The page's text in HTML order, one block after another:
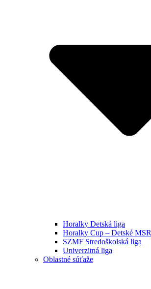
Horalky Detská liga
Horalky Cup – Detské MSR
SZMF Stredoškolská liga
Univerzitná liga
Oblastné súťaže